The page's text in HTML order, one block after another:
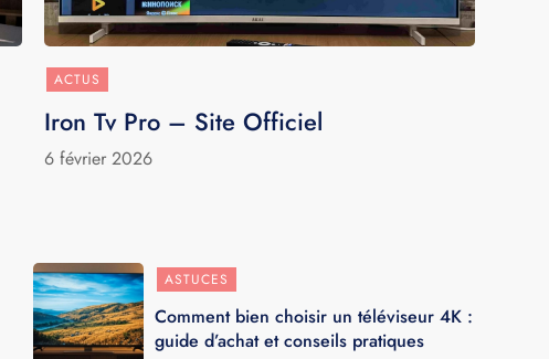
ACTUS
Iron Tv Pro – Site Officiel
6 février 2026
ASTUCES
Comment bien choisir un téléviseur 4K :
guide d’achat et conseils pratiques